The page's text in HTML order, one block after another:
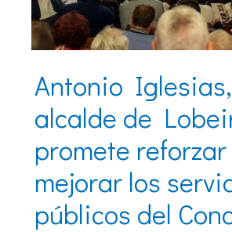
Antonio Iglesias,
alcalde de
promete reforzar
mejorar los
públicos del